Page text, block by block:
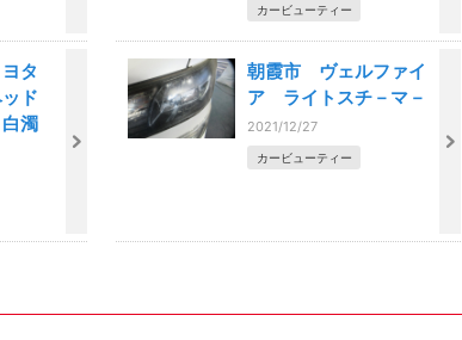
カービューティー
タ
ド
濁
朝霞市 ヴェルファイ
ア ライトスチ－マ－
2021/12/27
カービューティー